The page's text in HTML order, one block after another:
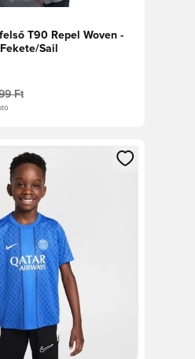
T90 Repel Woven -
Sail
Ft
regisztrációhoz
a bejelentkezéshez vagy a